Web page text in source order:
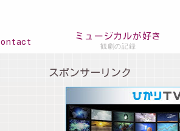
ミュージカルが好き
観劇の記録
スポンサーリンク